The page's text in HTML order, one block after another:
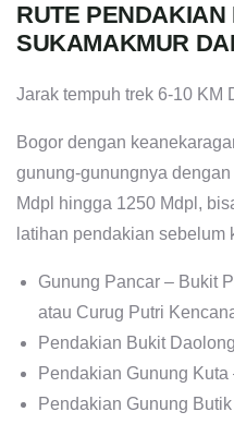
RUTE PENDAKIAN
SUKAMAKMUR
Jarak tempuh trek 6-10 KM
Bogor dengan
gunung-gunungnya
Mdpl hingga 1250 Mdpl,
latihan pendakian sebelum
Gunung Pancar – Bukit
atau Curug Putri
Pendakian Bukit Daolong
Pendakian Gunung
Pendakian Gunung Butik